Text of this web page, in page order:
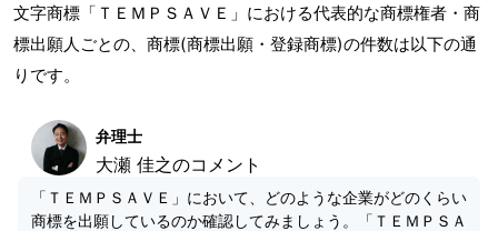
文字商標「ＴＥＭＰＳＡＶＥ」における代表的な商標権者・商
標出願人ごとの、商標(商標出願・登録商標)の件数は以下の通
りです。
弁理士
大瀬 佳之のコメント
「ＴＥＭＰＳＡＶＥ」において、どのような企業がどのくらい
商標を出願しているのか確認してみましょう。「ＴＥＭＰＳＡ